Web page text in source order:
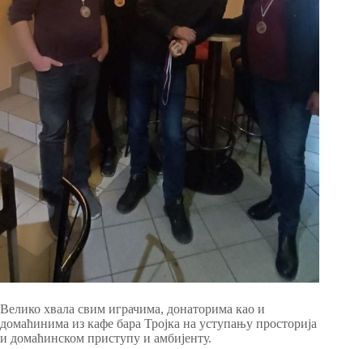
Велико хвала свим играчима, донаторима као и
домаћинима из кафе бара Тројка на уступању просторија
и домаћинском приступу и амбијенту.